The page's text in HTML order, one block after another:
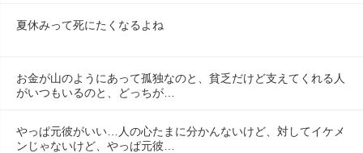
夏休みって死にたくなるよね
お金が山のようにあって孤独なのと、貧乏だけど支えてくれる人
がいつもいるのと、どっちが…
やっぱ元彼がいい…人の心たまに分かんないけど、対してイケメ
ンじゃないけど、やっぱ元彼…